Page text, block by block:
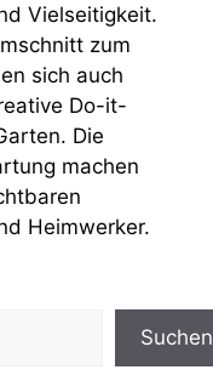
Vielseitigkeit.
zum
sich auch
Do-it-
Die
machen
Heimwerker.
Suchen